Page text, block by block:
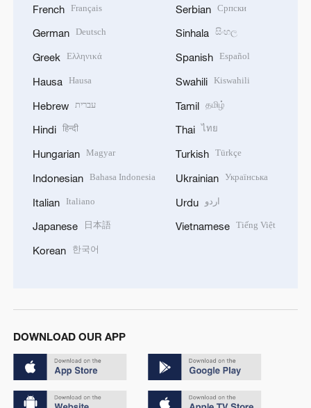
French Français
German Deutsch
Greek Ελληνικά
Hausa Hausa
Hebrew עברית
Hindi हिन्दी
Hungarian Magyar
Indonesian Bahasa Indonesia
Italian Italiano
Japanese 日本語
Korean 한국어
Serbian Српски
Sinhala සිංහල
Spanish Español
Swahili Kiswahili
Tamil தமிழ்
Thai ไทย
Turkish Türkçe
Ukrainian Українська
Urdu اردو
Vietnamese Tiếng Việt
DOWNLOAD OUR APP